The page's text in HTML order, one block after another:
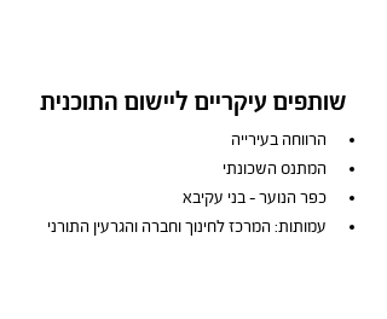
שותפים עיקריים ליישום התוכנית
הרווחה בעירייה
המתנס השכונתי
כפר הנוער - בני עקיבא
עמותות: המרכז לחינוך וחברה והגרעין התורני